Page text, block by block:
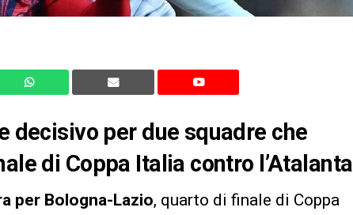
decisivo per due squadre che
di Coppa Italia contro l’Atalanta
per Bologna-Lazio, quarto di finale di Coppa